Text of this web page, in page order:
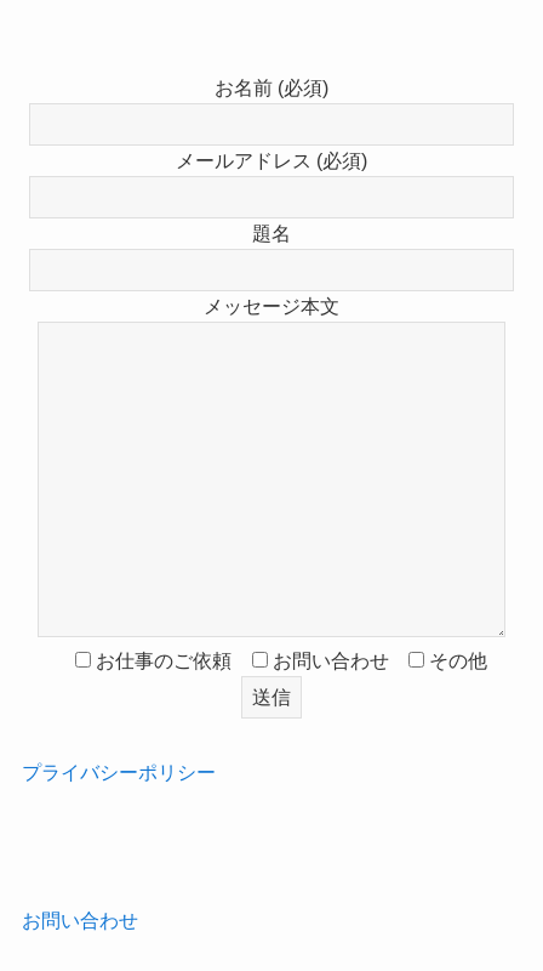
お名前 (必須)
メールアドレス (必須)
題名
メッセージ本文
お仕事のご依頼 お問い合わせ その他
プライバシーポリシー
お問い合わせ